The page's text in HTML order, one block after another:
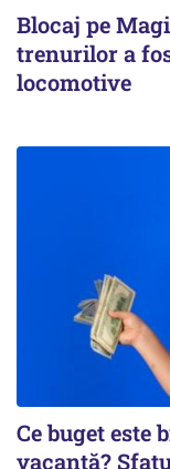
Blocaj pe
trenurilor a
locomotive
Ce buget este
vacanță?